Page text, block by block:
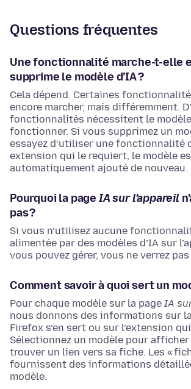
Questions fréquentes
Une fonctionnalité marche-t-elle
supprime le modèle d’IA ?
Cela dépend. Certaines
encore marcher, mais différemment.
fonctionnalités nécessitent le
fonctionner. Si vous supprimez un
essayez d’utiliser une fonctionnalité
extension qui le requiert, le modèle
automatiquement ajouté de nouveau.
Pourquoi la page IA sur l’appareil
pas ?
Si vous n’utilisez aucune
alimentée par des modèles d’IA sur
vous pouvez gérer, vous ne verrez
Comment savoir à quoi sert un
Pour chaque modèle sur la page IA
nous donnons des informations sur
Firefox s’en sert ou sur l’extension
Sélectionnez un modèle pour
trouver un lien vers sa fiche. Les «
fournissent des informations
modèle.